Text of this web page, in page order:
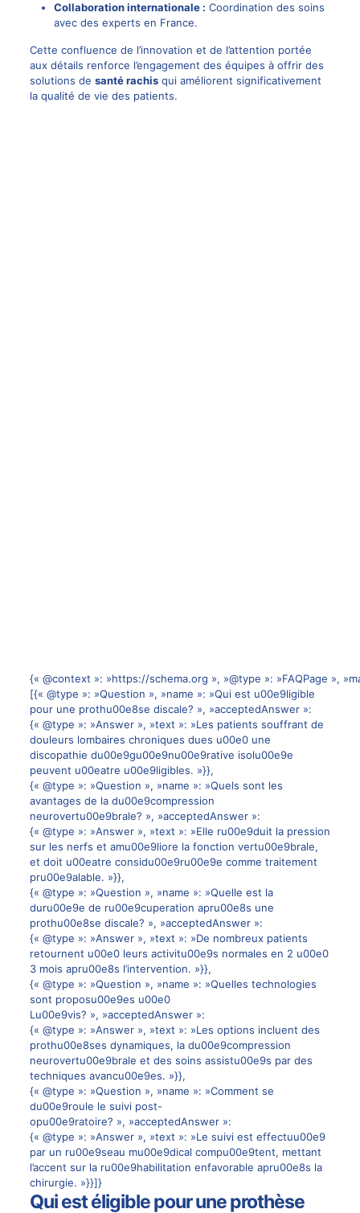
Collaboration internationale : Coordination des soins
avec des experts en France.
Cette confluence de l’innovation et de l’attention portée
aux détails renforce l’engagement des équipes à offrir des
solutions de santé rachisqui améliorent significativement
la qualité de vie des patients.
{« @context »: »https://schema.org », »@type »: »FAQPage »,
[{« @type »: »Question », »name »: »Qui est u00e9ligible
pour une prothu00e8se discale? », »acceptedAnswer »:
{« @type »: »Answer », »text »: »Les patients souffrant de
douleurs lombaires chroniques dues u00e0 une
discopathie du00e9gu00e9nu00e9rative isolu00e9e
peuvent u00eatre u00e9ligibles. »}},
{« @type »: »Question », »name »: »Quels sont les
avantages de la du00e9compression
neurovertu00e9brale? », »acceptedAnswer »:
{« @type »: »Answer », »text »: »Elle ru00e9duit la pression
sur les nerfs et amu00e9liore la fonction vertu00e9brale,
et doit u00eatre considu00e9ru00e9e comme traitement
pru00e9alable. »}},
{« @type »: »Question », »name »: »Quelle est la
duru00e9e de ru00e9cuperation apru00e8s une
prothu00e8se discale? », »acceptedAnswer »:
{« @type »: »Answer », »text »: »De nombreux patients
retournent u00e0 leurs activitu00e9s normales en 2 u00e0
3 mois apru00e8s l’intervention. »}},
{« @type »: »Question », »name »: »Quelles technologies
sont proposu00e9es u00e0
Lu00e9vis? », »acceptedAnswer »:
{« @type »: »Answer », »text »: »Les options incluent des
prothu00e8ses dynamiques, la du00e9compression
neurovertu00e9brale et des soins assistu00e9s par des
techniques avancu00e9es. »}},
{« @type »: »Question », »name »: »Comment se
du00e9roule le suivi post-
opu00e9ratoire? », »acceptedAnswer »:
{« @type »: »Answer », »text »: »Le suivi est effectuu00e9
par un ru00e9seau mu00e9dical compu00e9tent, mettant
l’accent sur la ru00e9habilitation enfavorable apru00e8s la
chirurgie. »}}]}
Qui est éligible pour une prothèse